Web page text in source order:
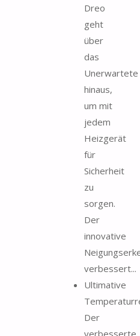
Dreo
geht
über
das
Unerwartete
hinaus,
um mit
jedem
Heizgerät
für
Sicherheit
zu
sorgen.
Der
innovative
verbessert...
Ultimative
Der
verbesserte